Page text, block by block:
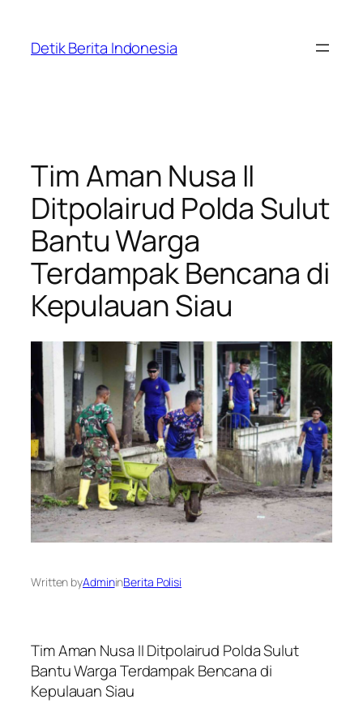
content
Detik Berita Indonesia
Tim Aman Nusa II
Ditpolairud Polda Sulut
Bantu Warga
Terdampak Bencana di
Kepulauan Siau
Written byAdmininBerita Polisi
Tim Aman Nusa II Ditpolairud Polda Sulut
Bantu Warga Terdampak Bencana di
Kepulauan Siau